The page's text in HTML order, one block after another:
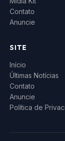
Contato
Anuncie
SITE
Início
Últimas Notícias
Contato
Anuncie
Política de